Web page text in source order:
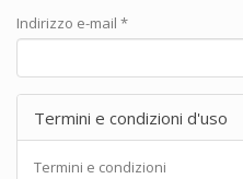
Indirizzo e-mail *
Termini e condizioni d'uso
Termini e condizioni